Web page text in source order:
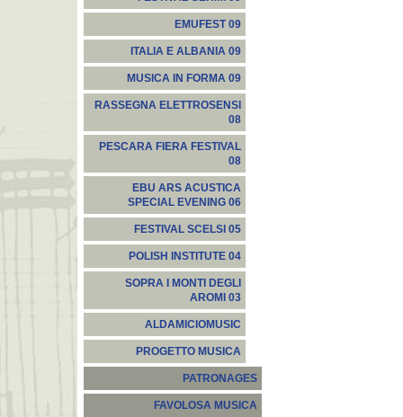
EMUFEST 09
ITALIA E ALBANIA 09
MUSICA IN FORMA 09
RASSEGNA ELETTROSENSI
08
PESCARA FIERA FESTIVAL
08
EBU ARS ACUSTICA
SPECIAL EVENING 06
FESTIVAL SCELSI 05
POLISH INSTITUTE 04
SOPRA I MONTI DEGLI
AROMI 03
ALDAMICIOMUSIC
PROGETTO MUSICA
PATRONAGES
FAVOLOSA MUSICA